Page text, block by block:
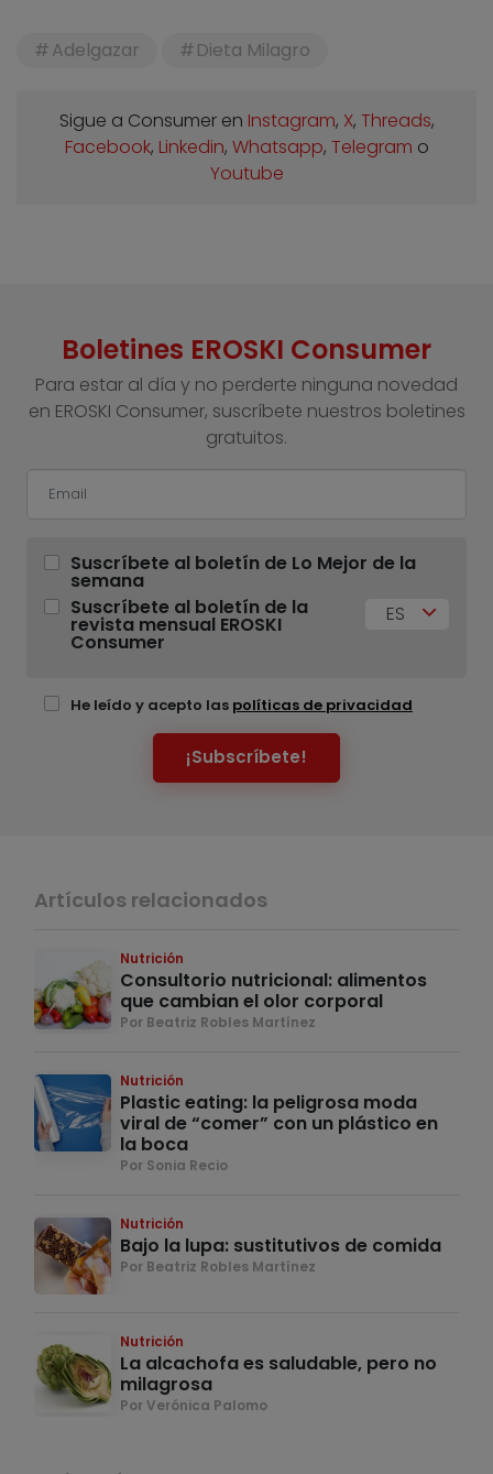
Adelgazar Dieta Milagro
Sigue a Consumer en Instagram, X, Threads,
Facebook, Linkedin, Whatsapp, Telegram o
Youtube
Boletines EROSKI Consumer
Para estar al día y no perderte ninguna novedad
en EROSKI Consumer, suscríbete nuestros boletines
gratuitos.
Suscríbete al boletín de Lo Mejor de la
semana
Suscríbete al boletín de la
revista mensual EROSKI
Consumer
ES
He leído y acepto las políticas de privacidad
¡Subscríbete!
Artículos relacionados
Nutrición
Consultorio nutricional: alimentos
que cambian el olor corporal
Por Beatriz Robles Martínez
Nutrición
Plastic eating: la peligrosa moda
viral de “comer” con un plástico en
la boca
Por Sonia Recio
Nutrición
Bajo la lupa: sustitutivos de comida
Por Beatriz Robles Martínez
Nutrición
La alcachofa es saludable, pero no
milagrosa
Por Verónica Palomo